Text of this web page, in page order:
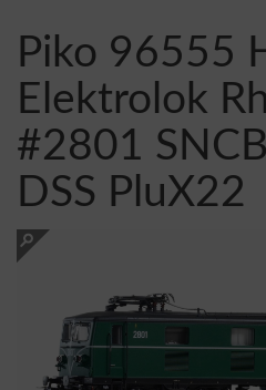
Piko 96555
Elektrolok
#2801
DSS PluX22